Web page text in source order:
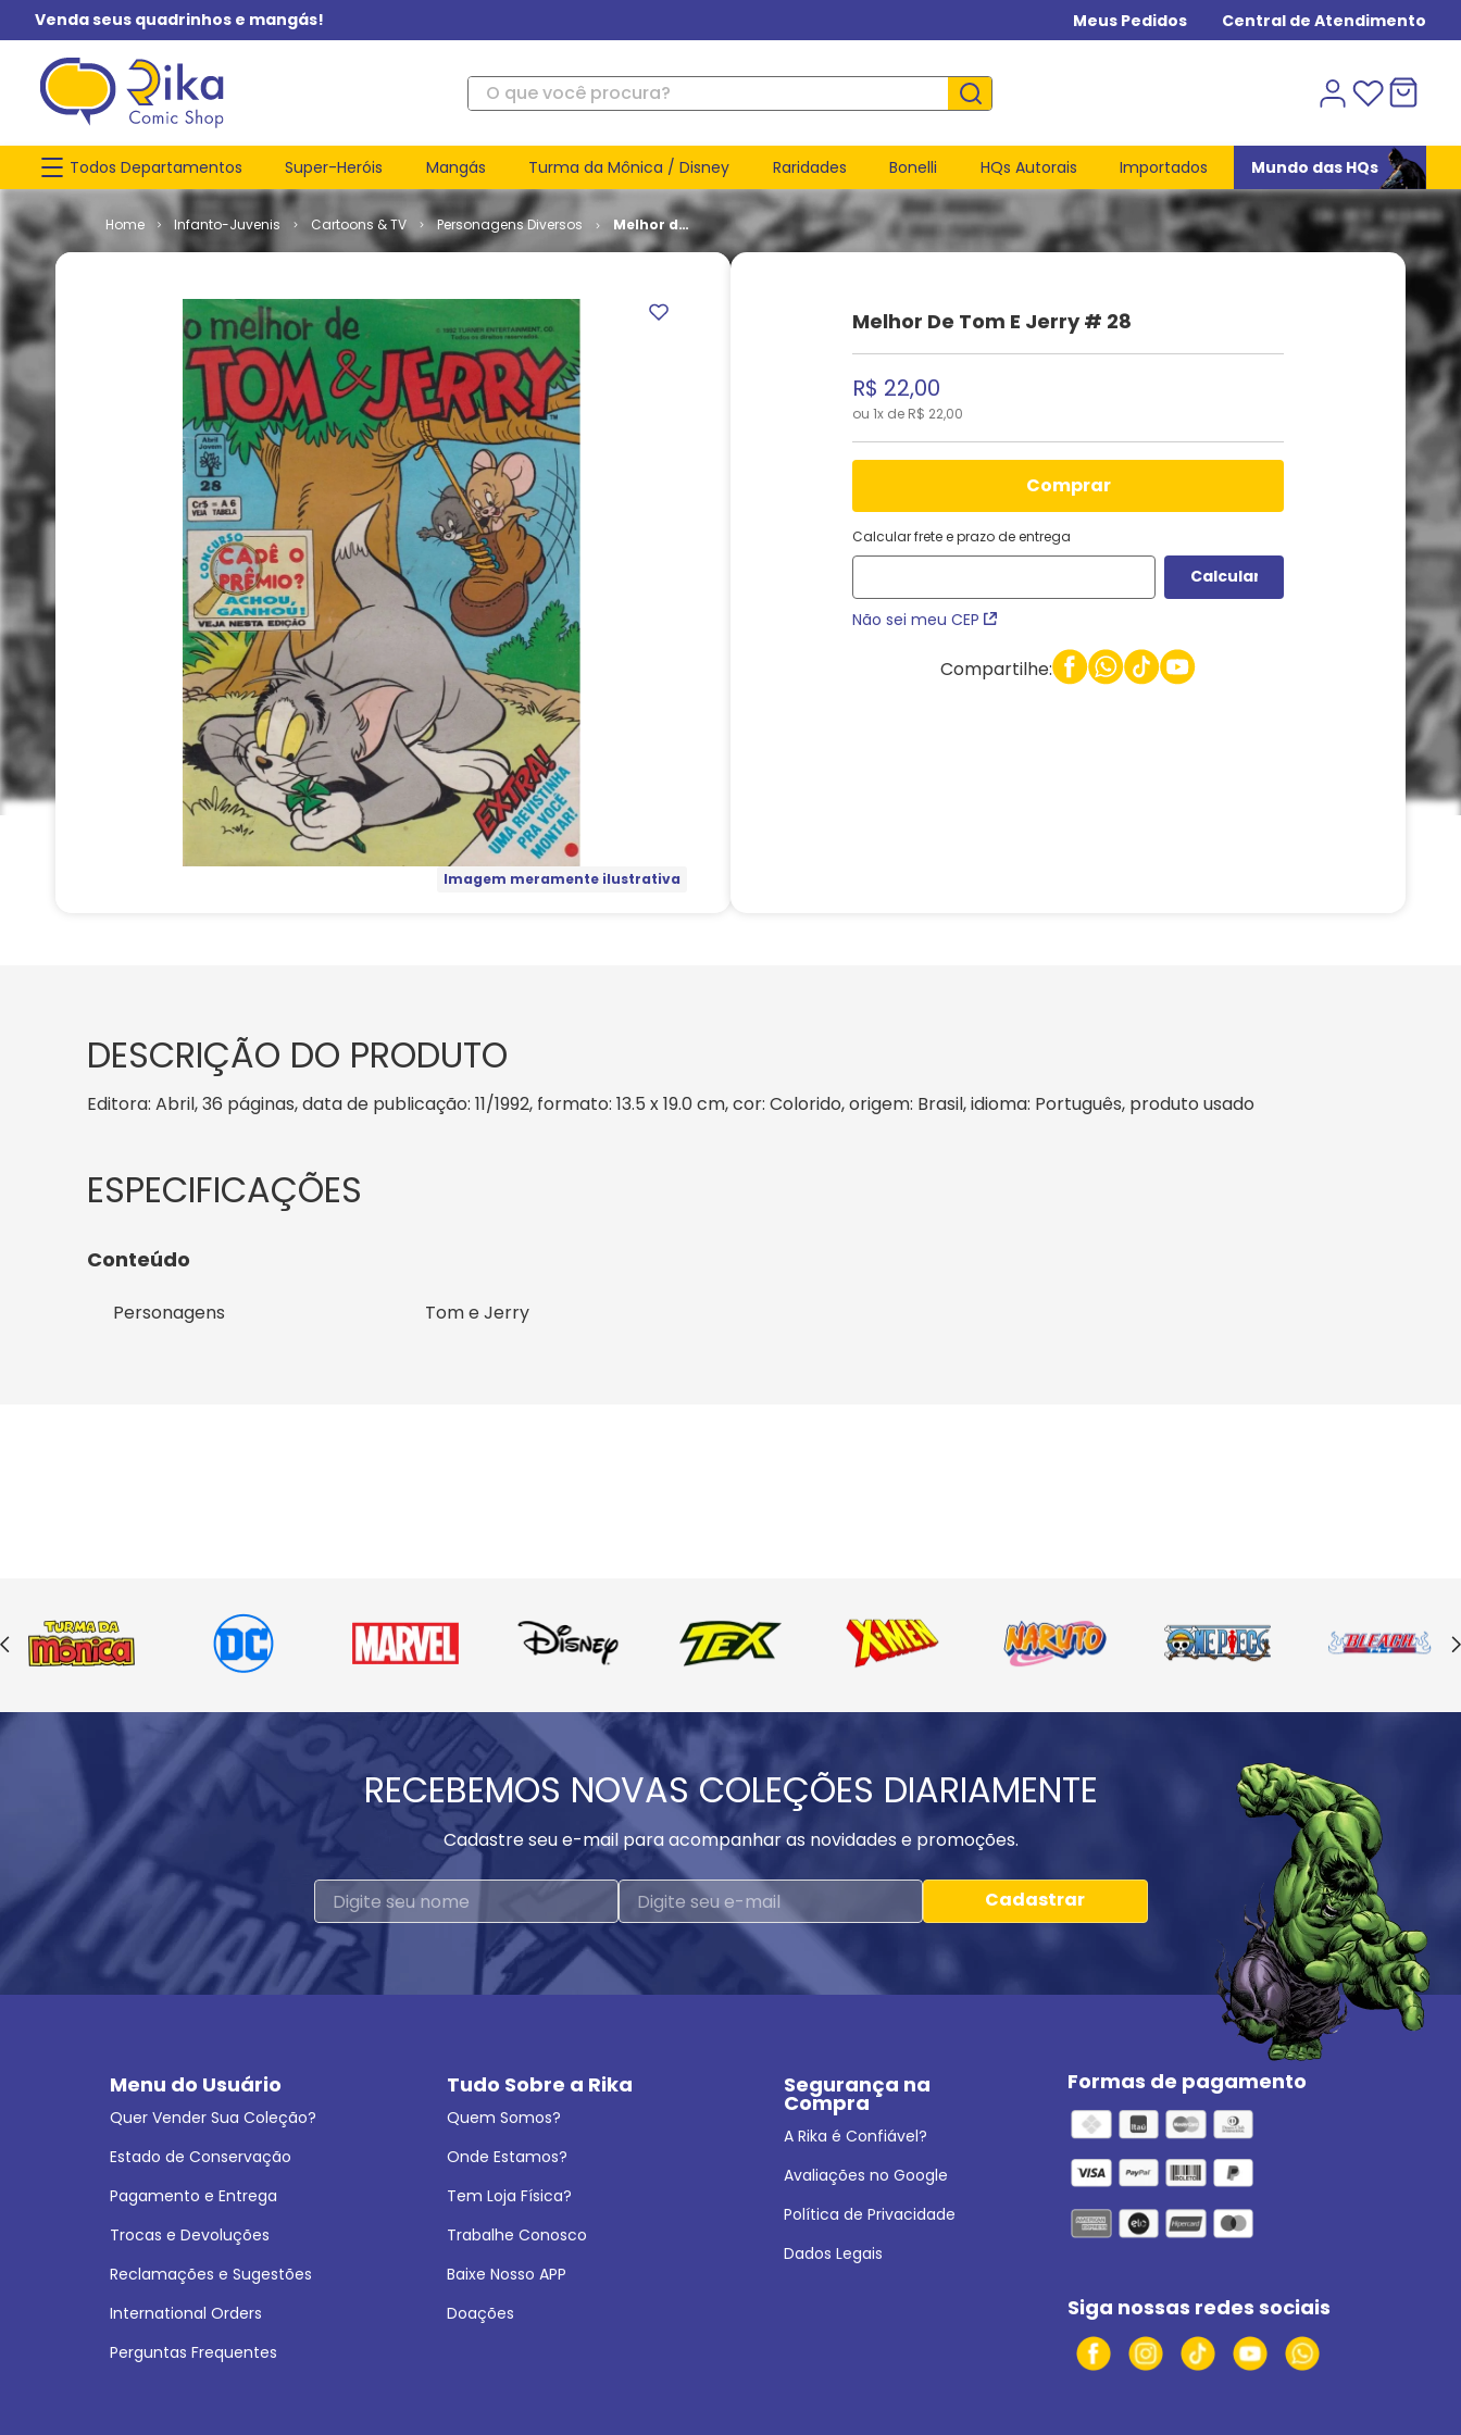
Venda seus quadrinhos e mangás! Meus Pedidos Central de Atendimento
O que você procura?
Todos Departamentos Super-Heróis Mangás Turma da Mônica / Disney Raridades Bonelli HQs Autorais Importados Mundo das HQs
Infanto-Juvenis Cartoons & TV Personagens Diversos
Melhor de
Tom e
Imagem meramente ilustrativa
Melhor De Tom E Jerry # 28
R$ 22,00
ou 1x de R$ 22,00
comprar
Calcular frete e prazo de entrega
Não sei meu CEP
Compartilhe:
DESCRIÇÃO DO PRODUTO
Editora: Abril, 36 páginas, data de publicação: 11/1992, formato: 13.5 x 19.0 cm, cor: Colorido, origem: Brasil, idioma: Português, produto usado
Conteúdo
Personagens Tom e Jerry
RECEBEMOS NOVAS COLEÇÕES DIARIAMENTE
Cadastre seu e-mail para acompanhar as novidades e promoções.
Cadastrar
Menu do Usuário
Quer Vender Sua Coleção?
Estado de Conservação
Pagamento e Entrega
Trocas e Devoluções
Reclamações e Sugestões
International Orders
Perguntas Frequentes
Tudo Sobre a Rika
Quem Somos?
Onde Estamos?
Tem Loja Física?
Trabalhe Conosco
Baixe Nosso APP
Doações
Segurança na
Compra
A Rika é Confiável?
Avaliações no Google
Política de Privacidade
Dados Legais
Formas de pagamento
Siga nossas redes sociais